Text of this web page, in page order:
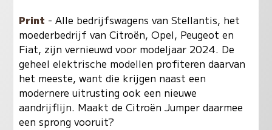
Print - Alle bedrijfswagens van Stellantis, het
moederbedrijf van Citroën, Opel, Peugeot en
Fiat, zijn vernieuwd voor modeljaar 2024. De
geheel elektrische modellen profiteren daarvan
het meeste, want die krijgen naast een
modernere uitrusting ook een nieuwe
aandrijflijn. Maakt de Citroën Jumper daarmee
een sprong vooruit?